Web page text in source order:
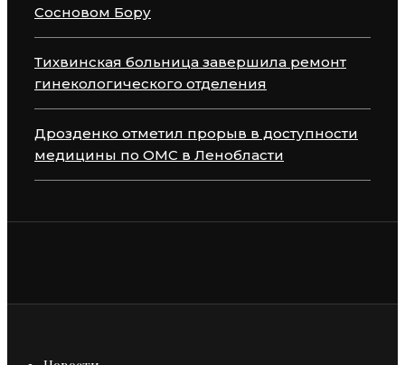
Сосновом Бору
Тихвинская больница завершила ремонт
гинекологического отделения
Дрозденко отметил прорыв в доступности
медицины по ОМС в Ленобласти